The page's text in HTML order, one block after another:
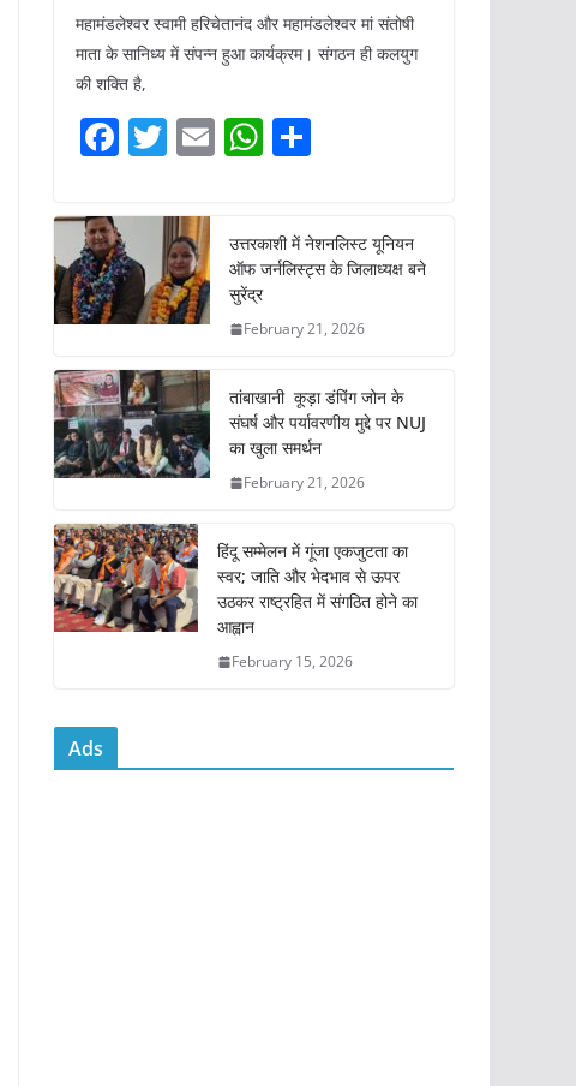
महामंडलेश्वर स्वामी हरिचेतानंद और महामंडलेश्वर मां संतोषी
माता के सानिध्य में संपन्न हुआ कार्यक्रम। संगठन ही कलयुग
की शक्ति है,
F
c
e
b
o
o
k
T
itt
er
E W
s
A
p
e
उत्तरकाशी में नेशनलिस्ट यूनियन
ऑफ जर्नलिस्ट्स के जिलाध्यक्ष बने
सुरेंद्र
February 21, 2026
तांबाखानी कूड़ा डंपिंग जोन के
संघर्ष और पर्यावरणीय मुद्दे पर NUJ
का खुला समर्थन
February 21, 2026
हिंदू सम्मेलन में गूंजा एकजुटता का
स्वर; जाति और भेदभाव से ऊपर
उठकर राष्ट्रहित में संगठित होने का
आह्वान
February 15, 2026
Ads